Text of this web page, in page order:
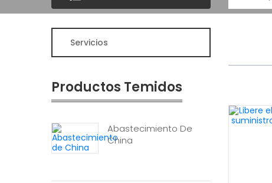
Servicios
Productos Temidos
Abastecimiento De
China